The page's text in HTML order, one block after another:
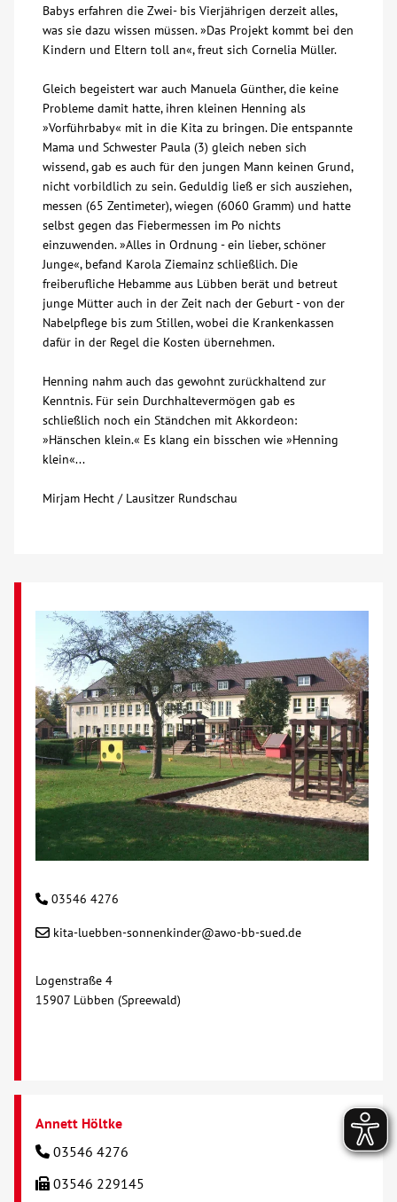
Babys erfahren die Zwei- bis Vierjährigen derzeit alles,
was sie dazu wissen müssen. »Das Projekt kommt bei den
Kindern und Eltern toll an«, freut sich Cornelia Müller.
Gleich begeistert war auch Manuela Günther, die keine
Probleme damit hatte, ihren kleinen Henning als
»Vorführbaby« mit in die Kita zu bringen. Die entspannte
Mama und Schwester Paula (3) gleich neben sich
wissend, gab es auch für den jungen Mann keinen Grund,
nicht vorbildlich zu sein. Geduldig ließ er sich ausziehen,
messen (65 Zentimeter), wiegen (6060 Gramm) und hatte
selbst gegen das Fiebermessen im Po nichts
einzuwenden. »Alles in Ordnung - ein lieber, schöner
Junge«, befand Karola Ziemainz schließlich. Die
freiberufliche Hebamme aus Lübben berät und betreut
junge Mütter auch in der Zeit nach der Geburt - von der
Nabelpflege bis zum Stillen, wobei die Krankenkassen
dafür in der Regel die Kosten übernehmen.
Henning nahm auch das gewohnt zurückhaltend zur
Kenntnis. Für sein Durchhaltevermögen gab es
schließlich noch ein Ständchen mit Akkordeon:
»Hänschen klein.« Es klang ein bisschen wie »Henning
klein«...
Mirjam Hecht / Lausitzer Rundschau
03546 4276
kita-luebben-sonnenkinder@awo-bb-sued.de
Logenstraße 4
15907 Lübben (Spreewald)
Annett Höltke
03546 4276
03546 229145